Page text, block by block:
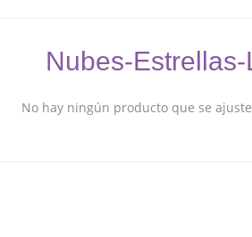
Nubes-
No hay ningún producto que se